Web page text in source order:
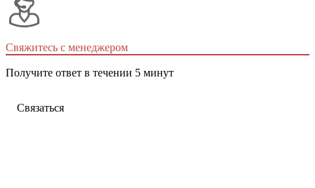
Свяжитесь с менеджером
Получите ответ в течении 5 минут
Связаться